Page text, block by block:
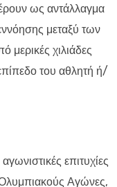
ως αντάλλαγμα
μεταξύ των
μερικές χιλιάδες
του αθλητή ή/
επιτυχίες
Αγώνες,